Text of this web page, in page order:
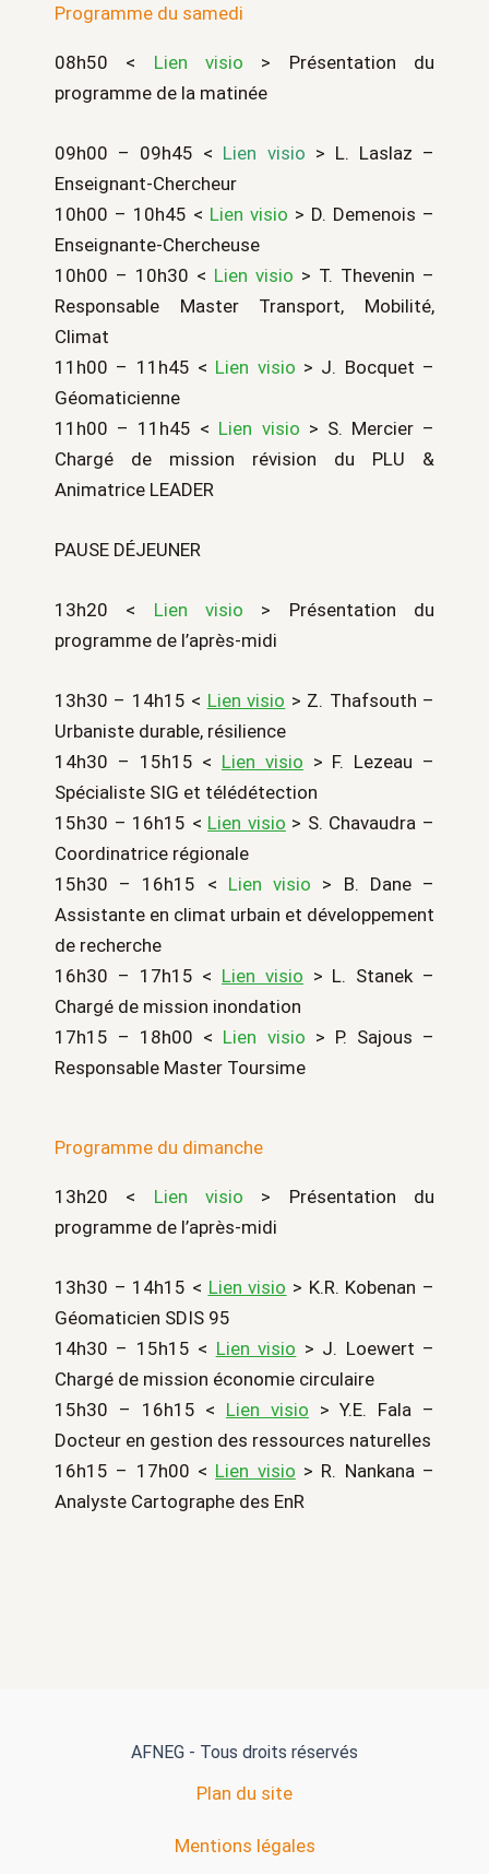
Programme du samedi
08h50 < Lien visio > Présentation du
programme de la matinée
09h00 – 09h45 < Lien visio > L. Laslaz –
Enseignant-Chercheur
10h00 – 10h45 < Lien visio > D. Demenois –
Enseignante-Chercheuse
10h00 – 10h30 < Lien visio > T. Thevenin –
Responsable Master Transport, Mobilité,
Climat
11h00 – 11h45 < Lien visio > J. Bocquet –
Géomaticienne
11h00 – 11h45 < Lien visio > S. Mercier –
Chargé de mission révision du PLU &
Animatrice LEADER
PAUSE DÉJEUNER
13h20 < Lien visio > Présentation du
programme de l’après-midi
13h30 – 14h15 < Lien visio > Z. Thafsouth –
Urbaniste durable, résilience
14h30 – 15h15 < Lien visio > F. Lezeau –
Spécialiste SIG et télédétection
15h30 – 16h15 < Lien visio > S. Chavaudra –
Coordinatrice régionale
15h30 – 16h15 < Lien visio > B. Dane –
Assistante en climat urbain et développement
de recherche
16h30 – 17h15 < Lien visio > L. Stanek –
Chargé de mission inondation
17h15 – 18h00 < Lien visio > P. Sajous –
Responsable Master Toursime
Programme du dimanche
13h20 < Lien visio > Présentation du
programme de l’après-midi
13h30 – 14h15 < Lien visio > K.R. Kobenan –
Géomaticien SDIS 95
14h30 – 15h15 < Lien visio > J. Loewert –
Chargé de mission économie circulaire
15h30 – 16h15 < Lien visio > Y.E. Fala –
Docteur en gestion des ressources naturelles
16h15 – 17h00 < Lien visio > R. Nankana –
Analyste Cartographe des EnR
AFNEG - Tous droits réservés
Plan du site
Mentions légales